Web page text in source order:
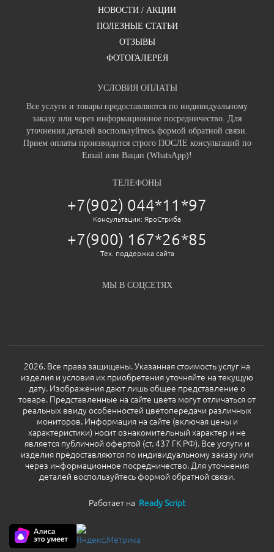
НОВОСТИ / АКЦИИ
ПОЛЕЗНЫЕ СТАТЬИ
ОТЗЫВЫ
ФОТОГАЛЕРЕЯ
УСЛОВИЯ ОПЛАТЫ
Все услуги и товары предоставляются по индивидуальному
заказу или через информационное посредничество. Для
уточнения деталей воспользуйтесь формой обратной связи.
Прием оплаты производится строго ПОСЛЕ консультаций по
Email или Вацап (WhatsApp)!
ТЕЛЕФОНЫ
+7(902) 044*11*97
Консультации: ЯроСтриба
+7(900) 167*26*85
Тех. поддержка сайта
МЫ В СОЦСЕТЯХ
2026. Все права защищены. Указанная стоимость услуг на
изделия и условия их приобретения уточняйте на текущую
дату. Изображения дают лишь общее представление о
товаре. Представленные на сайте цвета могут отличаться от
реальных ввиду особенностей цветопередачи различных
мониторов. Информация на сайте (включая цены и
характеристики) носит ознакомительный характер и не
является публичной офертой (ст. 437 ГК РФ). Все услуги и
изделия предоставляются по индивидуальному заказу или
через информационное посредничество. Для уточнения
деталей воспользуйтесь формой обратной связи.
Работает на Ready Script